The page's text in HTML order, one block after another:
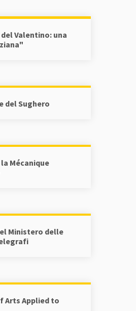
Valentino: una
del Sughero
Mécanique
Ministero delle
Arts Applied to